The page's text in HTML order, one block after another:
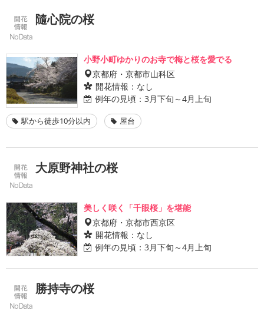
隨心院の桜
小野小町ゆかりのお寺で梅と桜を愛でる
京都府・京都市山科区
開花情報： なし
例年の見頃： 3月下旬～4月上旬
駅から徒歩10分以内 屋台
大原野神社の桜
美しく咲く「千眼桜」を堪能
京都府・京都市西京区
開花情報： なし
例年の見頃： 3月下旬～4月上旬
勝持寺の桜